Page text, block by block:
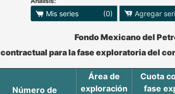
para exportar series
Mis series (0) Agregar
se pueden manipular los datos en XLS
Fondo Mexicano del
contractual para la fase exploratoria del
Número de
Área de
exploración
Cuota
fase